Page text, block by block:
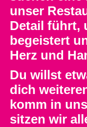
unser
Detail führt,
begeistert
Herz und
Du willst
dich
komm in
sitzen wir